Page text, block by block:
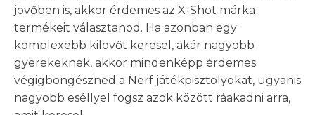
jövőben is, akkor érdemes az X-Shot márka
termékeit választanod. Ha azonban egy
komplexebb kilövőt keresel, akár nagyobb
gyerekeknek, akkor mindenképp érdemes
végigböngészned a Nerf játékpisztolyokat, ugyanis
nagyobb eséllyel fogsz azok között ráakadni arra,